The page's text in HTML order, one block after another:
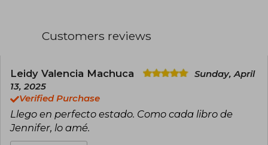
master of romance with supernatural elements,
fiction, the latter under the pseudonym J. Lynn.
Elements, Wicked, and Frigid series, as well as
standalone novels like Cursed and Never Say
Always. With multiple awards and millions of
copies sold, Armentrout continues to dominate
Customers reviews
Leidy Valencia Machuca
Sunday, April
13, 2025
Verified Purchase
Llego en perfecto estado. Como cada libro de
Jennifer, lo amé.